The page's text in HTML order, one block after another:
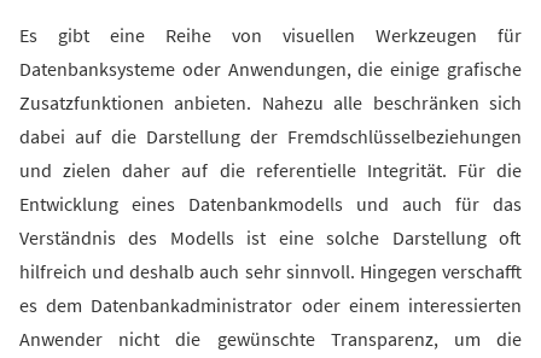
Es gibt eine Reihe von visuellen Werkzeugen für
Datenbanksysteme oder Anwendungen, die einige grafische
Zusatzfunktionen anbieten. Nahezu alle beschränken sich
dabei auf die Darstellung der Fremdschlüsselbeziehungen
und zielen daher auf die referentielle Integrität. Für die
Entwicklung eines Datenbankmodells und auch für das
Verständnis des Modells ist eine solche Darstellung oft
hilfreich und deshalb auch sehr sinnvoll. Hingegen verschafft
es dem Datenbankadministrator oder einem interessierten
Anwender nicht die gewünschte Transparenz, um die